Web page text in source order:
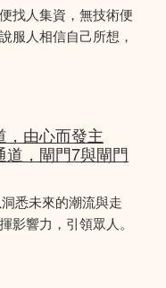
找人集資，無技術便
服人相信自己所想，
，由心而發主
，閘門7與閘門
悉未來的潮流與走
影響力，引領眾人。